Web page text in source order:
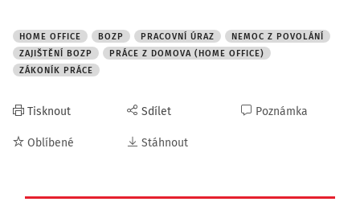
HOME OFFICE BOZP PRACOVNÍ ÚRAZ
NEMOC Z POVOLÁNÍ
ZAJIŠTĚNÍ BOZP
PRÁCE Z DOMOVA (HOME OFFICE)
ZÁKONÍK PRÁCE
Tisknout
Oblíbené
Sdílet
Stáhnout
Poznámka